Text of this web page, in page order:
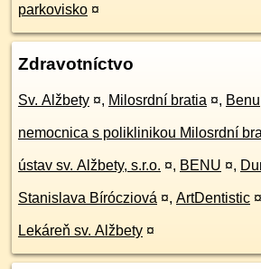
parkovisko ¤
Zdravotníctvo
Sv. Alžbety ¤, Milosrdní bratia ¤, Benu
nemocnica s poliklinikou Milosrdní
ústav sv. Alžbety, s.r.o. ¤, BENU ¤,
Stanislava Bírócziová ¤, ArtDentistic ¤
Lekáreň sv. Alžbety ¤